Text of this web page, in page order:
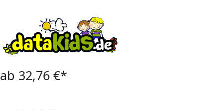
ab 32,76 €*